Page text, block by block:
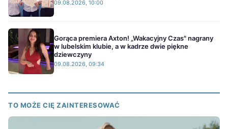
09.08.2026, 10:00
Gorąca premiera Axton! „Wakacyjny Czas" nagrany
w lubelskim klubie, a w kadrze dwie piękne
dziewczyny
09.08.2026, 09:34
TO MOŻE CIĘ ZAINTERESOWAĆ